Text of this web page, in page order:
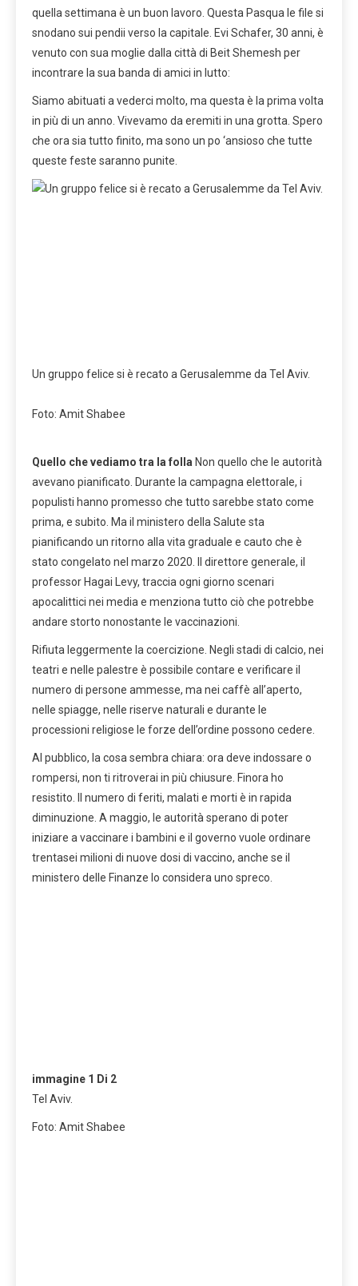
quella settimana è un buon lavoro. Questa Pasqua le file si
snodano sui pendii verso la capitale. Evi Schafer, 30 anni, è
venuto con sua moglie dalla città di Beit Shemesh per
incontrare la sua banda di amici in lutto:
Siamo abituati a vederci molto, ma questa è la prima volta
in più di un anno. Vivevamo da eremiti in una grotta. Spero
che ora sia tutto finito, ma sono un po ‘ansioso che tutte
queste feste saranno punite.
Un gruppo felice si è recato a Gerusalemme da Tel Aviv.
Foto: Amit Shabee
Quello che vediamo tra la folla Non quello che le autorità
avevano pianificato. Durante la campagna elettorale, i
populisti hanno promesso che tutto sarebbe stato come
prima, e subito. Ma il ministero della Salute sta
pianificando un ritorno alla vita graduale e cauto che è
stato congelato nel marzo 2020. Il direttore generale, il
professor Hagai Levy, traccia ogni giorno scenari
apocalittici nei media e menziona tutto ciò che potrebbe
andare storto nonostante le vaccinazioni.
Rifiuta leggermente la coercizione. Negli stadi di calcio, nei
teatri e nelle palestre è possibile contare e verificare il
numero di persone ammesse, ma nei caffè all’aperto,
nelle spiagge, nelle riserve naturali e durante le
processioni religiose le forze dell’ordine possono cedere.
Al pubblico, la cosa sembra chiara: ora deve indossare o
rompersi, non ti ritroverai in più chiusure. Finora ho
resistito. Il numero di feriti, malati e morti è in rapida
diminuzione. A maggio, le autorità sperano di poter
iniziare a vaccinare i bambini e il governo vuole ordinare
trentasei milioni di nuove dosi di vaccino, anche se il
ministero delle Finanze lo considera uno spreco.
immagine 1 Di 2
Tel Aviv.
Foto: Amit Shabee